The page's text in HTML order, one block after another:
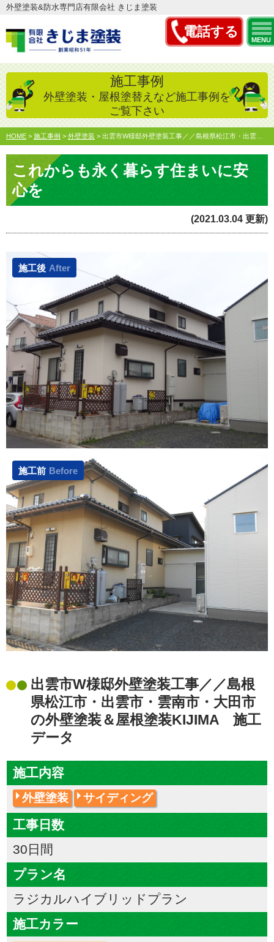
電話する
MENU
外壁塗装&防水専門店有限会社 きじま塗装
施工事例
外壁塗装・屋根塗替えなど施工事例を
ご覧下さい
HOME > 施工事例 > 外壁塗装 > 出雲市W様邸外壁塗装工事／／島根県松江市・出雲市・雲南市・…
これからも永く暮らす住まいに安
心を
(2021.03.04 更新)
施工後 After
施工前 Before
出雲市W様邸外壁塗装工事／／島根
県松江市・出雲市・雲南市・大田市
の外壁塗装＆屋根塗装KIJIMA 施工
データ
施工内容
外壁塗装 サイディング
工事日数
30日間
プラン名
ラジカルハイブリッドプラン
施工カラー